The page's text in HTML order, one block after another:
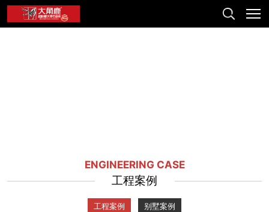
ENGINEERING CASE
工程案例
工程案例 别墅案例